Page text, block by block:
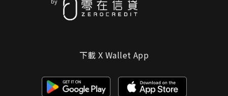
下載 X Wallet App